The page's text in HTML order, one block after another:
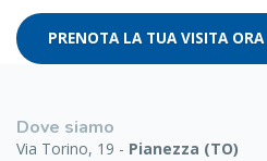
PRENOTA LA TUA VISITA ORA
Dove siamo
Via Torino, 19 - Pianezza (TO)